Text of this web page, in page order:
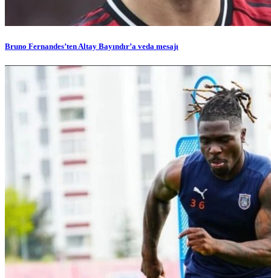
Bruno Fernandes’ten Altay Bayındır’a veda mesajı